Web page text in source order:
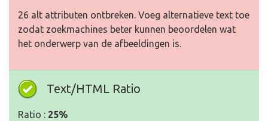
26 alt attributen ontbreken. Voeg alternatieve text toe
zodat zoekmachines beter kunnen beoordelen wat
het onderwerp van de afbeeldingen is.
Text/HTML Ratio
Ratio : 25%